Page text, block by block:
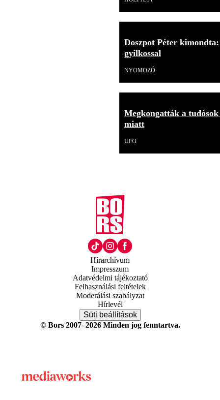
Doszpot Péter
gyilkossal
NYOMOZÓ
Megkongatták a
miatt
UFO
Hírarchívum
Impresszum
Adatvédelmi tájékoztató
Felhasználási feltételek
Moderálási szabályzat
Hírlevél
Süti beállítások
© Bors 2007–2026 Minden jog fenntartva.